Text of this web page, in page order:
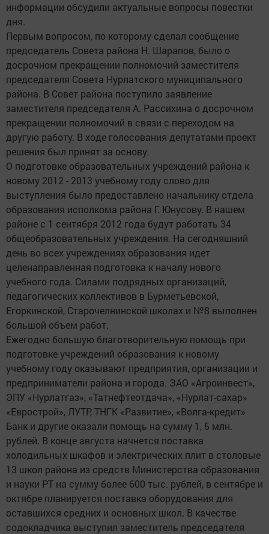
информации обсудили актуальные вопросы повестки
дня.
Первым вопросом, по которому сделал сообщение
председатель Совета района Н. Шарапов, было о
досрочном прекращении полномочий заместителя
председателя Совета Нурлатского муниципального
района. В Совет района поступило заявление
заместителя председателя А. Рассихина о досрочном
прекращении полномочий в связи с переходом на
другую работу. В ходе голосования депутатами проект
решения был принят за основу.
О подготовке образовательных учреждений района к
новому 2012 - 2013 учебному году слово для
выступления было предоставлено начальнику отдела
образования исполкома района Г. Юнусову. В нашем
районе с 1 сентября 2012 года будут работать 34
общеобразовательных учреждения. На сегодняшний
день во всех учреждениях образования идет
целенаправленная подготовка к началу нового
учебного года. Силами подрядных организаций,
педагогических коллективов в Бурметьевской,
Егоркинской, Старочелнинской школах и №8 выполнен
большой объем работ.
Ежегодно большую благотворительную помощь при
подготовке учреждений образования к новому
учебному году оказывают предприятия, организации и
предприниматели района и города. ЗАО «Агроинвест»,
ЭПУ «Нурлатгаз», «Татнефтеотдача», «Нурлат-сахар»
«Еврострой», ЛУТР, ТНГК «Развитие», «Волга-кредит»
Банк и другие оказали помощь на сумму 1, 5 млн.
рублей. В конце августа начнется поставка
холодильных шкафов и электрических плит в столовые
13 школ района из средств Министерства образования
и науки РТ на сумму более 600 тыс. рублей, в сентябре и
октябре планируется поставка оборудования для
оставшихся средних и основных школ. В качестве
содокладчика выступил заместитель председателя